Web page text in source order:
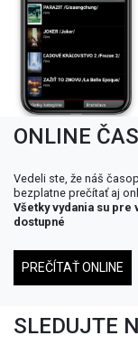
ONLINE
Vedeli ste, že náš
bezplatne prečítať aj
Všetky vydania su pre
dostupné
PREČÍTAŤ ONLINE
SLEDUJTE